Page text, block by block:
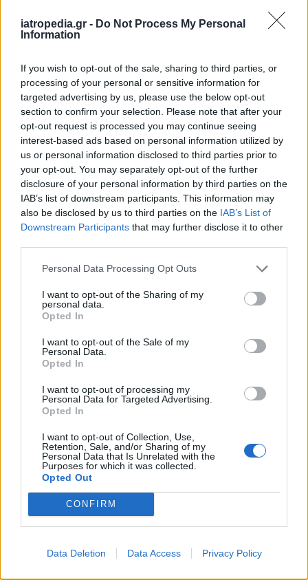
iatropedia.gr - Do Not Process My Personal
Information
If you wish to opt-out of the sale, sharing to third parties, or
processing of your personal or sensitive information for
targeted advertising by us, please use the below opt-out
section to confirm your selection. Please note that after your
opt-out request is processed you may continue seeing
interest-based ads based on personal information utilized by
us or personal information disclosed to third parties prior to
your opt-out. You may separately opt-out of the further
disclosure of your personal information by third parties on the
IAB’s list of downstream participants. This information may
also be disclosed by us to third parties on the IAB’s List of
Downstream Participants that may further disclose it to other
Personal Data Processing Opt Outs
I want to opt-out of the Sharing of my
personal data.
Opted In
I want to opt-out of the Sale of my
Personal Data.
Opted In
I want to opt-out of processing my
Personal Data for Targeted Advertising.
Opted In
I want to opt-out of Collection, Use,
Retention, Sale, and/or Sharing of my
Personal Data that Is Unrelated with the
Purposes for which it was collected.
Opted Out
CONFIRM
Data Deletion Data Access Privacy Policy
πιο πρόσφατα επιστημονικά δεδομένα και να
ανταλλάξουμε γνώσεις και εμπειρίες που θα
μας όσο και την πρακτική μας στην διάγνωση
και την αντιμετώπιση των φλεβικών παθήσεων».
Η επιστημονική διημερίδα απευθύνεται σε
γιατρούς και άλλους επαγγελματίες Υγείας.
Περισσότερες πληροφορίες γι’ αυτήν, καθώς και
το πρόγραμμά της,οι ενδιαφερόμενοι
μπορούν να βρουν ΕΔΩ.
Facebook
Twitter
Tags:ΔΙΗΜΕΡΙΔΑ,ΕΛΛΗΝΙΚΗ ΦΛΕΒΟΛΟΓΙΚΗ
ΕΤΑΙΡΕΙΑ
ΚΑΤΗΓΟΡΙΕΣ
ΕΙΔΗΣΕΙΣ